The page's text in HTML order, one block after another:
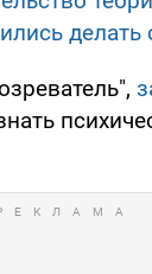
делать